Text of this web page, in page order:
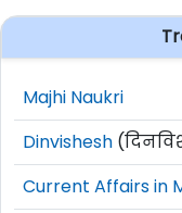
Majhi Naukri
Dinvishesh
Current Affairs in